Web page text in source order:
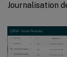
Journalisation